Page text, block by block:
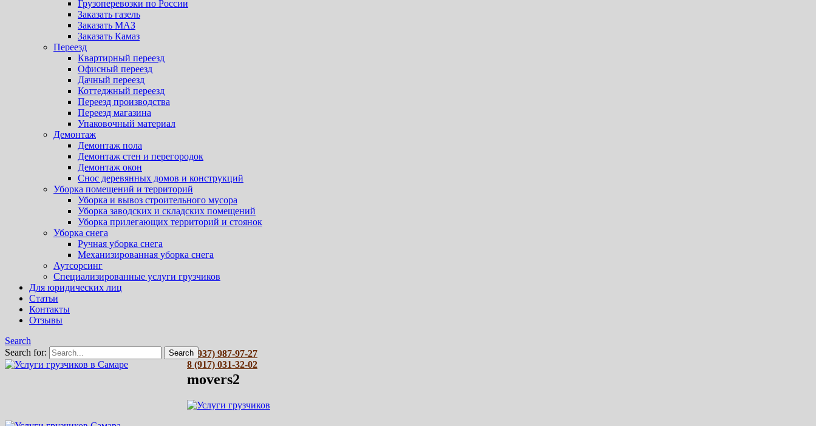
Грузоперевозки по России
Заказать газель
Заказать МАЗ
Заказать Камаз
Переезд
Квартирный переезд
Офисный переезд
Дачный переезд
Коттеджный переезд
Переезд производства
Переезд магазина
Упаковочный материал
Демонтаж
Демонтаж пола
Демонтаж стен и перегородок
Демонтаж окон
Снос деревянных домов и конструкций
Уборка помещений и территорий
Уборка и вывоз строительного мусора
Уборка заводских и складских помещений
Уборка прилегающих территорий и стоянок
Уборка снега
Ручная уборка снега
Механизированная уборка снега
Аутсорсинг
Специализированные услуги грузчиков
Для юридических лиц
Статьи
Контакты
Отзывы
Search
Search for:
8 (937) 987-97-27
8 (917) 031-32-02
movers2